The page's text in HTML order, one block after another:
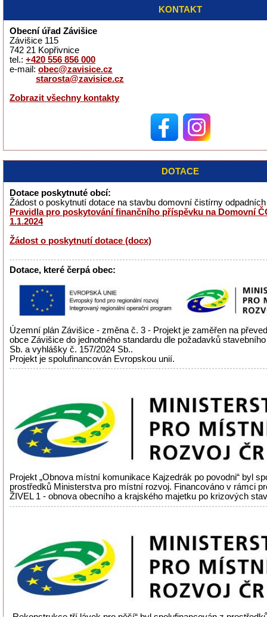
KONTAKT
Obecní úřad Závišice
Závišice 115
742 21 Kopřivnice
tel.: +420 556 856 000
e-mail: obec@zavisice.cz
starosta@zavisice.cz
Zobrazit všechny kontakty
DOTACE
Dotace poskytnuté obcí:
Žádost o poskytnutí dotace na stavbu domovní čistírny
Pravidla pro poskytování finančního příspěvku na Domovní
1.1.2024
Žádost o poskytnutí dotace (docx)
Dotace, které čerpá obec:
Územní plán Závišice - změna č. 3 - Projekt je zaměřen na
obce Závišice do jednotného standardu dle požadavků
Sb. a vyhlášky č. 157/2024 Sb..
Projekt je spolufinancován Evropskou unií.
Projekt „Obnova místní komunikace Kajzedrák po povodni“ byl
prostředků Ministerstva pro místní rozvoj. Financováno v rámci
ŽIVEL 1 - obnova obecního a krajského majetku po krizových